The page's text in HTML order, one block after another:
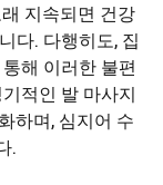
지속되면 건강
다. 다행히도, 집
해 이러한 불편
적인 발 마사지
하며, 심지어 수
.